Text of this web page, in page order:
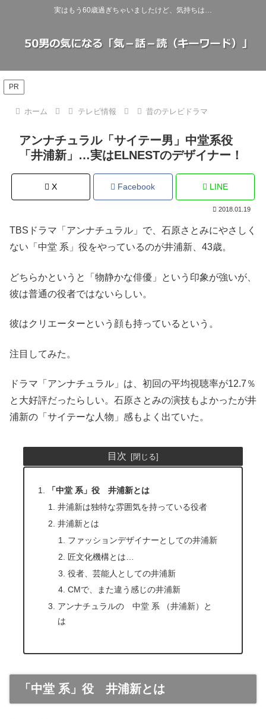
実はもう60歳過ぎちゃいましたけど、気持ちは…
PR
ホーム テレビ情報 昔のテレビドラマ
アンナチュラル「サイテー男」中堂系役
「井浦新」…実はELNESTのデザイナー！
X Facebook LINE
2018.01.19
TBSドラマ「アンナチュラル」で、石原さとみにやさしく
ない「中堂 系」役をやっているのが井浦新、43歳。
どちらかというと「物静かな俳優」という印象が強いが、
彼は普通の役者ではないらしい。
彼はクリエーターという顔も持っているという。
注目してみた。
ドラマ「アンナチュラル」は、初回の平均視聴率が12.7％
と大好評だったらしい。石原さとみの演技もよかったが井
浦新の「サイテーな人物」感もよく出ていた。
目次
「中堂 系」役 井浦新とは
井浦新は独特な雰囲気を持っている役者
井浦新とは
ファッションデザイナーとしての井浦新
匠文化機構とは…
役者、芸能人としての井浦新
CMで、また違う感じの井浦新
アンナチュラルの 中堂 系 （井浦新）と
は
「中堂 系」役 井浦新とは